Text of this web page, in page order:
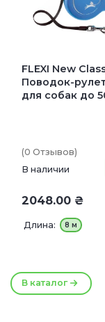
В каталог
FLEXI New
Поводок-
для собак до
(0 Отзывов)
В наличии
2048.00 ₴
Длина: 8 м